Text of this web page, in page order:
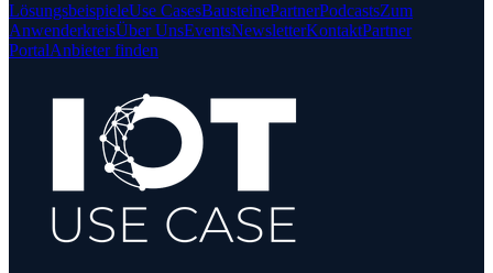
LösungsbeispieleUse CasesBausteinePartnerPodcastsZum
AnwenderkreisÜber UnsEventsNewsletterKontaktPartner
PortalAnbieter finden